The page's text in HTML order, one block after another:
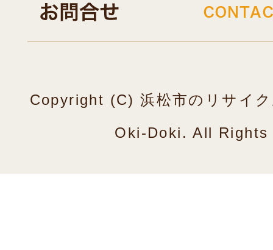
Copyright (C) 浜松市のリサイ
Oki-Doki. All Rights